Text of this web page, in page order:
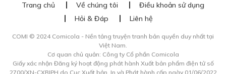
Trang chủ Về chúng tôi
Điều khoản sử dụng
Hỏi & Đáp
Liên hệ
COMI © 2024 Comicola - Nền tảng truyện tranh bản quyền duy nhất tại
Việt Nam.
Cơ quan chủ quản: Công ty Cổ phần Comicola
Giấy xác nhận Đăng ký hoạt động phát hành Xuất bản phẩm điện tử số
2700/XN-CXBIPH do Cục Xuất bản, In và Phát hành cấp ngày 01/06/2022